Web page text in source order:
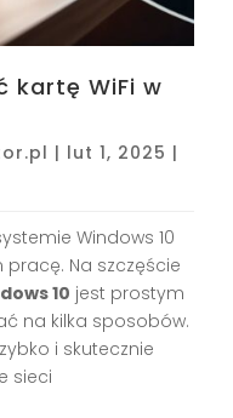
kartę WiFi w
| lut 1, 2025 |
Windows 10
Na szczęście
10 jest prostym
na kilka sposobów.
i skutecznie
sieci